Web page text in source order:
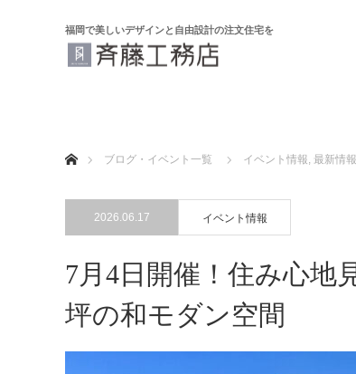
福岡で美しいデザインと自由設計の注文住宅を
ブログ・イベント一覧
イベント情報, 最新情報
2026.06.17 イベント情報
7月4日開催！住み心地
坪の和モダン空間